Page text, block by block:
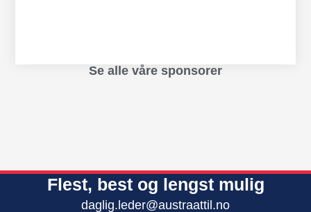
Se alle våre sponsorer
Flest, best og lengst mulig
daglig.leder@austraattil.no